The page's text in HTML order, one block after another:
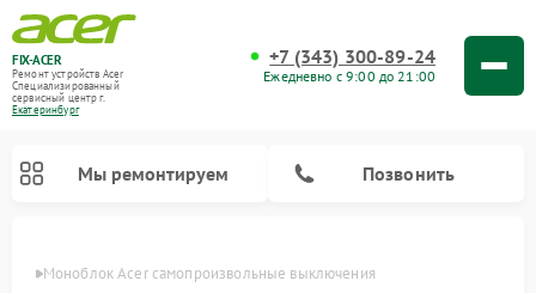
FIX-ACER
Ремонт устройств Acer
Специализированный
cервисный центр г.
Екатеринбург
+7 (343) 300-89-24
Ежедневно с 9:00 до 21:00
Мы ремонтируем Позвонить
Моноблок Acer самопроизвольные выключения